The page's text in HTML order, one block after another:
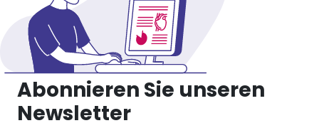
Abonnieren Sie unseren
Newsletter